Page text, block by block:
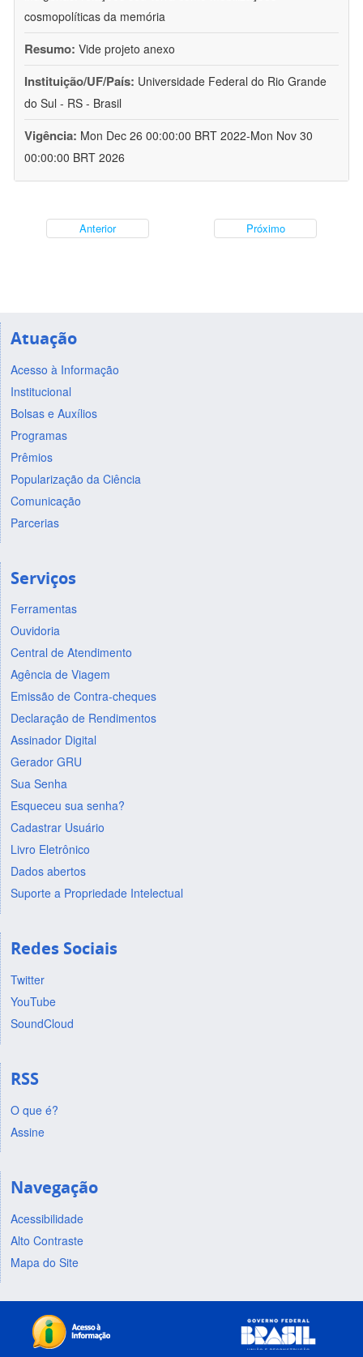
cosmopolíticas da memória
Resumo: Vide projeto anexo
Instituição/UF/País: Universidade Federal do Rio Grande
do Sul - RS - Brasil
Vigência: Mon Dec 26 00:00:00 BRT 2022-Mon Nov 30
00:00:00 BRT 2026
Anterior Próximo
Atuação
Acesso à Informação
Institucional
Bolsas e Auxílios
Programas
Prêmios
Popularização da Ciência
Comunicação
Parcerias
Serviços
Ferramentas
Ouvidoria
Central de Atendimento
Agência de Viagem
Emissão de Contra-cheques
Declaração de Rendimentos
Assinador Digital
Gerador GRU
Sua Senha
Esqueceu sua senha?
Cadastrar Usuário
Livro Eletrônico
Dados abertos
Suporte a Propriedade Intelectual
Redes Sociais
Twitter
YouTube
SoundCloud
RSS
O que é?
Assine
Navegação
Acessibilidade
Alto Contraste
Mapa do Site